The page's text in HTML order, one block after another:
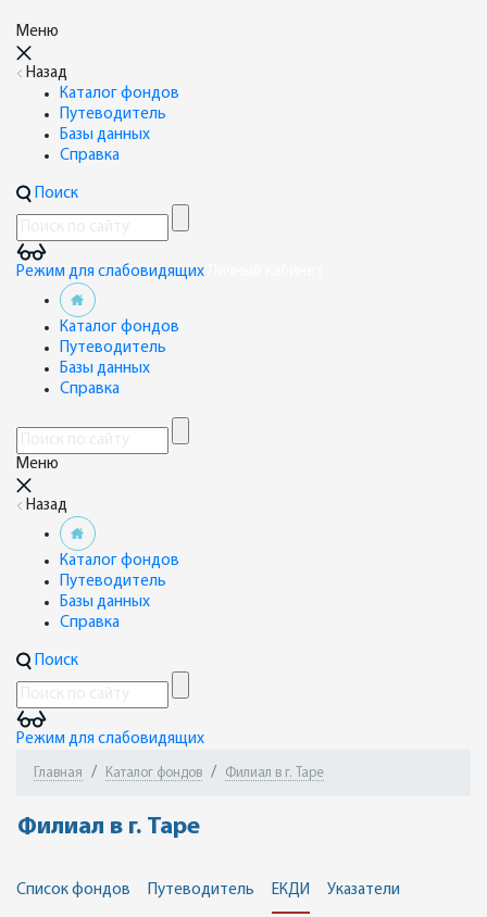
Меню
Назад
Каталог фондов
Путеводитель
Базы данных
Справка
Поиск
Режим для слабовидящих
Каталог фондов
Путеводитель
Базы данных
Справка
Меню
Назад
Каталог фондов
Путеводитель
Базы данных
Справка
Поиск
Режим для слабовидящих
Главная Каталог фондов Филиал в г. Таре
Филиал в г. Таре
Список фондов Путеводитель ЕКДИ Указатели